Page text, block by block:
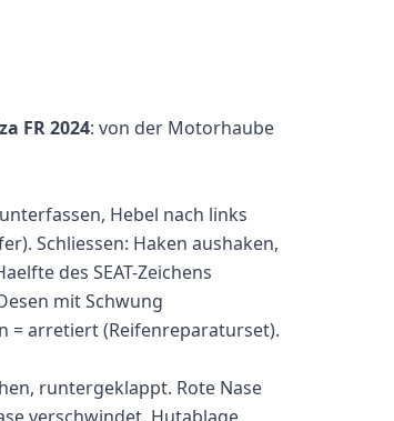
FR 2024: von der Motorhaube
Hebel nach links
Schliessen: Haken aushaken,
des SEAT-Zeichens
mit Schwung
= arretiert (Reifenreparaturset).
runtergeklappt. Rote Nase